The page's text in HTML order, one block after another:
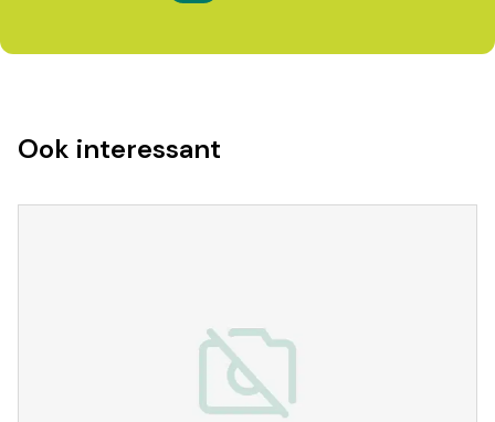
Ook interessant